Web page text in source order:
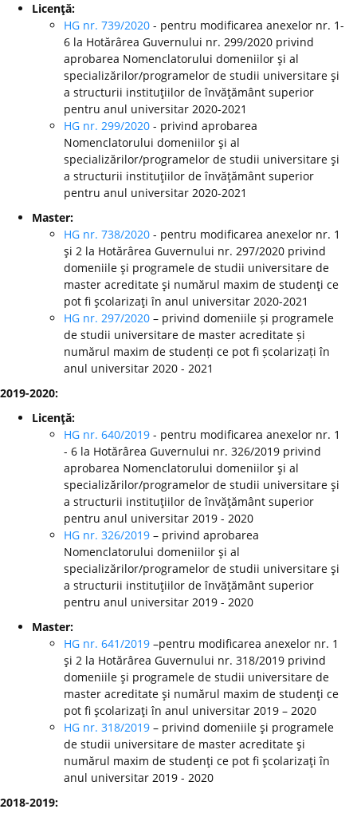
Licenţă:
HG nr. 739/2020 - pentru modificarea anexelor nr. 1-
6 la Hotărârea Guvernului nr. 299/2020 privind
aprobarea Nomenclatorului domeniilor şi al
specializărilor/programelor de studii universitare şi
a structurii instituţiilor de învăţământ superior
pentru anul universitar 2020-2021
HG nr. 299/2020 - privind aprobarea
Nomenclatorului domeniilor şi al
specializărilor/programelor de studii universitare şi
a structurii instituţiilor de învăţământ superior
pentru anul universitar 2020-2021
Master:
HG nr. 738/2020 - pentru modificarea anexelor nr. 1
şi 2 la Hotărârea Guvernului nr. 297/2020 privind
domeniile şi programele de studii universitare de
master acreditate şi numărul maxim de studenţi ce
pot fi şcolarizaţi în anul universitar 2020-2021
HG nr. 297/2020 – privind domeniile și programele
de studii universitare de master acreditate și
numărul maxim de studenți ce pot fi școlarizați în
anul universitar 2020 - 2021
2019-2020:
Licenţă:
HG nr. 640/2019 - pentru modificarea anexelor nr. 1
- 6 la Hotărârea Guvernului nr. 326/2019 privind
aprobarea Nomenclatorului domeniilor şi al
specializărilor/programelor de studii universitare şi
a structurii instituţiilor de învăţământ superior
pentru anul universitar 2019 - 2020
HG nr. 326/2019 – privind aprobarea
Nomenclatorului domeniilor şi al
specializărilor/programelor de studii universitare şi
a structurii instituţiilor de învăţământ superior
pentru anul universitar 2019 - 2020
Master:
HG nr. 641/2019 –pentru modificarea anexelor nr. 1
şi 2 la Hotărârea Guvernului nr. 318/2019 privind
domeniile şi programele de studii universitare de
master acreditate şi numărul maxim de studenţi ce
pot fi şcolarizaţi în anul universitar 2019 – 2020
HG nr. 318/2019 – privind domeniile şi programele
de studii universitare de master acreditate şi
numărul maxim de studenţi ce pot fi şcolarizaţi în
anul universitar 2019 - 2020
2018-2019: